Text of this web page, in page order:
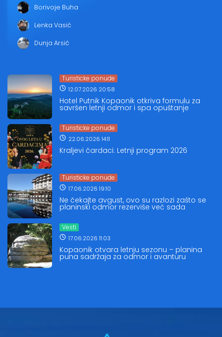
Borivoje Buha
Lenka Vasić
Dunja Arsić
Turisticke ponude
12.07.2026 20:58
Hotel Putnik Kopaonik otkriva formulu za
savršen letnji odmor i spa opuštanje
Turisticke ponude
22.06.2026 14:11
Kraljevi čardaci: Letnji program 2026
Turisticke ponude
17.06.2026 19:10
Ne čekajte avgust, ovo su razlozi zašto se
planinski odmor rezerviše već sada
Vesti
17.06.2026 11:03
Kopaonik otvara letnju sezonu – planina
puna sadržaja za odmor i avanturu